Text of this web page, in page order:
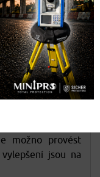
svou kamerou a
Všechno od
a dokonce i
možno provést
jsou na